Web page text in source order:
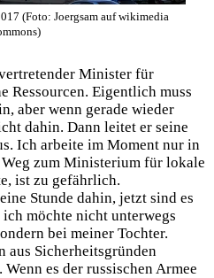
(Foto: Joergsam auf wikimedia
Minister für
Ressourcen. Eigentlich muss
aber wenn gerade wieder
dahin. Dann leitet er seine
Ich arbeite im Moment nur in
zum Ministerium für lokale
ist zu gefährlich.
Stunde dahin, jetzt sind es
möchte nicht unterwegs
bei meiner Tochter.
aus Sicherheitsgründen
es der russischen Armee